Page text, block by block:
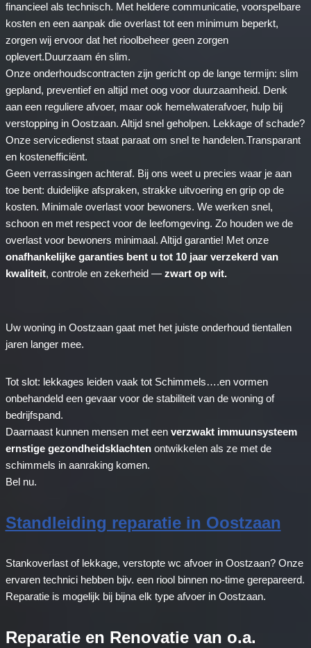
financieel als technisch. Met heldere communicatie, voorspelbare
kosten en een aanpak die overlast tot een minimum beperkt,
zorgen wij ervoor dat het rioolbeheer geen zorgen
oplevert.Duurzaam én slim.
Onze onderhoudscontracten zijn gericht op de lange termijn: slim
gepland, preventief en altijd met oog voor duurzaamheid. Denk
aan een reguliere afvoer, maar ook hemelwaterafvoer, hulp bij
verstopping in Oostzaan. Altijd snel geholpen. Lekkage of schade?
Onze servicedienst staat paraat om snel te handelen.Transparant
en kostenefficiënt.
Geen verrassingen achteraf. Bij ons weet u precies waar je aan
toe bent: duidelijke afspraken, strakke uitvoering en grip op de
kosten. Minimale overlast voor bewoners. We werken snel,
schoon en met respect voor de leefomgeving. Zo houden we de
overlast voor bewoners minimaal. Altijd garantie! Met onze
onafhankelijke garanties bent u tot 10 jaar verzekerd van
kwaliteit, controle en zekerheid — zwart op wit.
Uw woning in Oostzaan gaat met het juiste onderhoud tientallen
jaren langer mee.
Tot slot: lekkages leiden vaak tot Schimmels….en vormen
onbehandeld een gevaar voor de stabiliteit van de woning of
bedrijfspand.
Daarnaast kunnen mensen met een verzwakt immuunsysteem
ernstige gezondheidsklachten ontwikkelen als ze met de
schimmels in aanraking komen.
Bel nu.
Standleiding reparatie in Oostzaan
Stankoverlast of lekkage, verstopte wc afvoer in Oostzaan? Onze
ervaren technici hebben bijv. een riool binnen no-time gerepareerd.
Reparatie is mogelijk bij bijna elk type afvoer in Oostzaan.
Reparatie en Renovatie van o.a.